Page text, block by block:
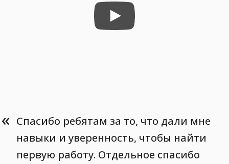
« Спасибо ребятам за то, что дали мне
навыки и уверенность, чтобы найти
первую работу. Отдельное спасибо